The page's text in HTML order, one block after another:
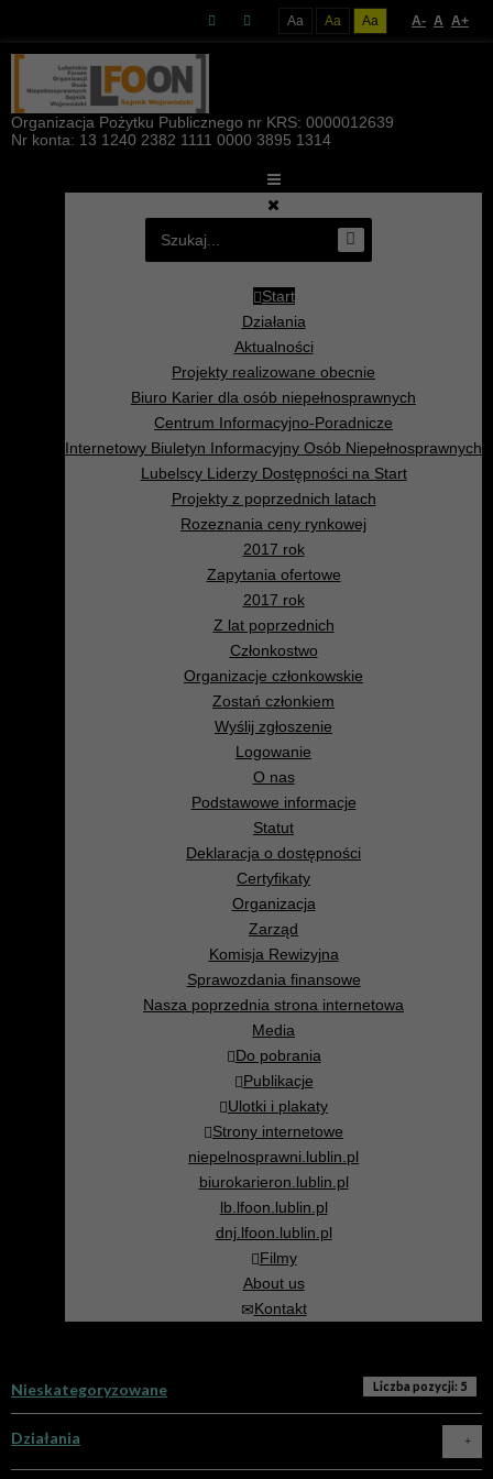
Aa Aa Aa A- A A+
Organizacja Pożytku Publicznego nr KRS: 0000012639
Nr konta: 13 1240 2382 1111 0000 3895 1314
Start
Działania
Aktualności
Projekty realizowane obecnie
Biuro Karier dla osób niepełnosprawnych
Centrum Informacyjno-Poradnicze
Internetowy Biuletyn Informacyjny Osób Niepełnosprawnych
Lubelscy Liderzy Dostępności na Start
Projekty z poprzednich latach
Rozeznania ceny rynkowej
2017 rok
Zapytania ofertowe
2017 rok
Z lat poprzednich
Członkostwo
Organizacje członkowskie
Zostań członkiem
Wyślij zgłoszenie
Logowanie
O nas
Podstawowe informacje
Statut
Deklaracja o dostępności
Certyfikaty
Organizacja
Zarząd
Komisja Rewizyjna
Sprawozdania finansowe
Nasza poprzednia strona internetowa
Media
Do pobrania
Publikacje
Ulotki i plakaty
Strony internetowe
niepelnosprawni.lublin.pl
biurokarieron.lublin.pl
lb.lfoon.lublin.pl
dnj.lfoon.lublin.pl
Filmy
About us
Kontakt
Nieskategoryzowane Liczba pozycji: 5
Działania